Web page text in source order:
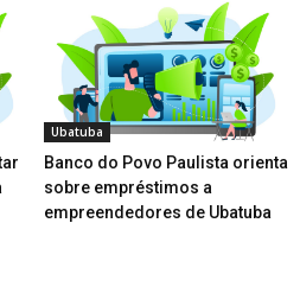
Ubatuba
Banco do Povo Paulista orienta
sobre empréstimos a
empreendedores de Ubatuba